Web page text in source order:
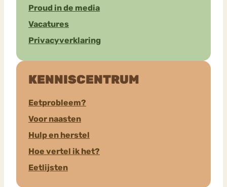
Proud in de media
Vacatures
Privacyverklaring
KENNISCENTRUM
Eetprobleem?
Voor naasten
Hulp en herstel
Hoe vertel ik het?
Eetlijsten